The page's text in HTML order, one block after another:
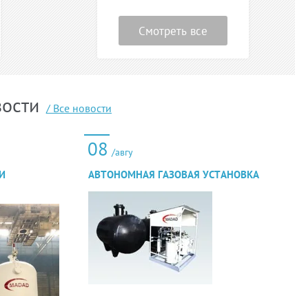
Смотреть все
/ Все новости
08 /авгу
АВТОНОМНАЯ ГАЗОВАЯ УСТАНОВКА